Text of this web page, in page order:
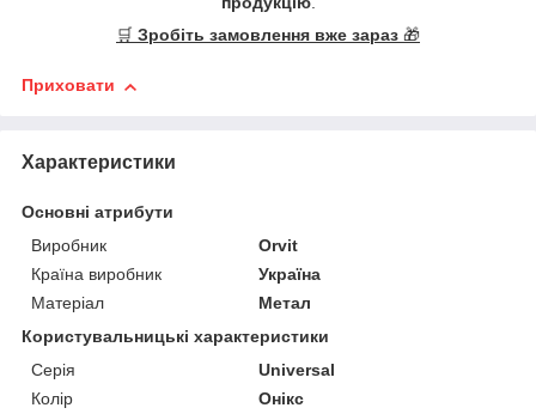
🛒 Зробіть замовлення вже зараз 🎁
Приховати
Характеристики
Основні атрибути
Виробник
Orvit
Країна виробник
Україна
Матеріал
Метал
Користувальницькі характеристики
Серія
Universal
Колір
Онікс